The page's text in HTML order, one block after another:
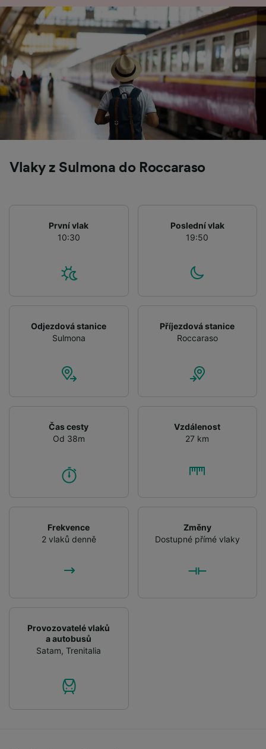
Vlaky z Sulmona do Roccaraso
První vlak
10:30
Poslední vlak
19:50
Odjezdová stanice
Sulmona
Příjezdová stanice
Roccaraso
Čas cesty
Od 38m
Vzdálenost
27 km
Frekvence
2 vlaků denně
Změny
Dostupné přímé vlaky
Provozovatelé vlaků
a autobusů
Satam,Trenitalia
audience research and services development.
List of Partners